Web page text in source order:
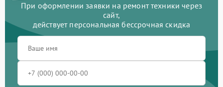
При оформлении заявки на ремонт техники через
сайт,
действует персональная бессрочная скидка